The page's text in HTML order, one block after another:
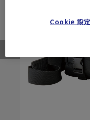
Cookie 設定